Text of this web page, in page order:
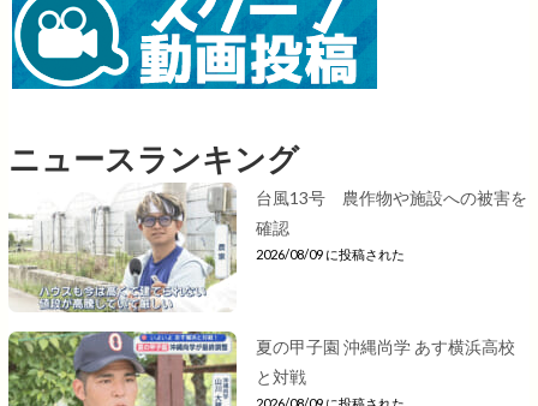
ニュースランキング
台風13号 農作物や施設への被害を
確認
2026/08/09 に投稿された
夏の甲子園 沖縄尚学 あす横浜高校
と対戦